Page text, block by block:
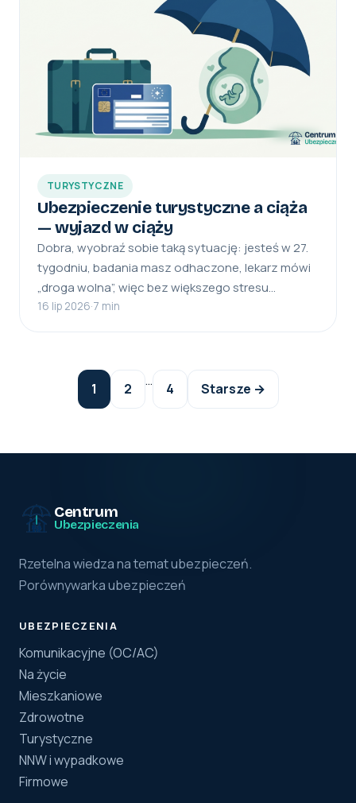
TURYSTYCZNE
Ubezpieczenie turystyczne a ciąża
— wyjazd w ciąży
Dobra, wyobraź sobie taką sytuację: jesteś w 27.
tygodniu, badania masz odhaczone, lekarz mówi
„droga wolna”, więc bez większego stresu…
16 lip 2026·7 min
Stronicowanie
wpisów
1 2 … 4 Starsze →
Centrum
Ubezpieczenia
Rzetelna wiedza na temat ubezpieczeń.
Porównywarka ubezpieczeń
UBEZPIECZENIA
Komunikacyjne (OC/AC)
Na życie
Mieszkaniowe
Zdrowotne
Turystyczne
NNW i wypadkowe
Firmowe